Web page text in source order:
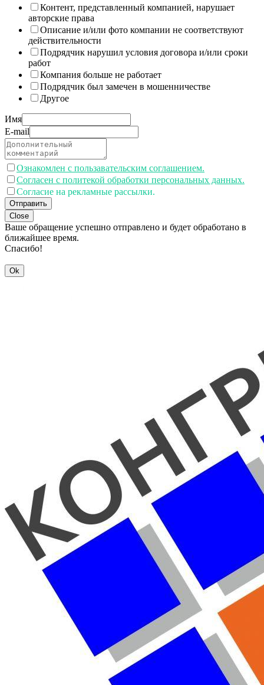
Контент, представленный компанией, нарушает
авторские права
Описание и/или фото компании не соответствуют
действительности
Подрядчик нарушил условия договора и/или сроки
работ
Компания больше не работает
Подрядчик был замечен в мошенничестве
Другое
Имя
E-mail
Ознакомлен с пользавательским соглашением.
Согласен с политекой обработки персональных данных.
Согласие на рекламные рассылки.
Отправить
Close
Ваше обращение успешно отправлено и будет обработано в
ближайшее время.
Спасибо!
Ok